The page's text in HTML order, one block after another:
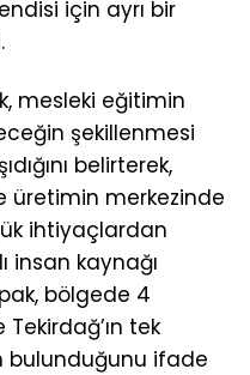
için ayrı bir
mesleki eğitimin
şekillenmesi
belirterek,
üretimin merkezinde
ihtiyaçlardan
insan kaynağı
bölgede 4
tek
bulunduğunu ifade